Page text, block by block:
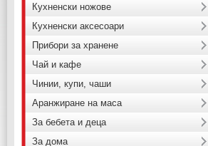
Кухненски ножове
Кухненски аксесоари
Прибори за хранене
Чай и кафе
Чинии, купи, чаши
Аранжиране на маса
За бебета и деца
За дома